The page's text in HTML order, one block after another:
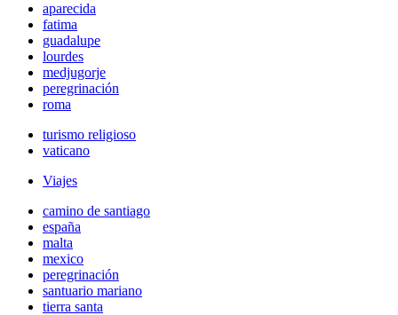
aparecida
fatima
guadalupe
lourdes
medjugorje
peregrinación
roma
turismo religioso
vaticano
Viajes
camino de santiago
españa
malta
mexico
peregrinación
santuario mariano
tierra santa